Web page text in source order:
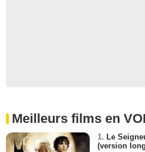
Meilleurs films en
1. Le
(version